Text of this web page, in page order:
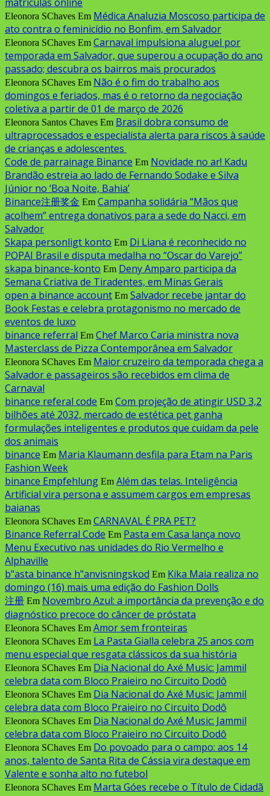
Eleonora SChaves Em Médica Analuzia Moscoso participa de
ato contra o feminicídio no Bonfim, em Salvador
Eleonora SChaves Em Carnaval impulsiona aluguel por
temporada em Salvador, que superou a ocupação do ano
passado; descubra os bairros mais procurados
Eleonora SChaves Em Não é o fim do trabalho aos
domingos e feriados, mas é o retorno da negociação
coletiva a partir de 01 de março de 2026
Eleonora Santos Chaves Em Brasil dobra consumo de
ultraprocessados e especialista alerta para riscos à saúde
de crianças e adolescentes
Code de parrainage Binance Em Novidade no ar! Kadu
Brandão estreia ao lado de Fernando Sodake e Silva
Júnior no ‘Boa Noite, Bahia’
Binance注册奖金 Em Campanha solidária “Mãos que
acolhem” entrega donativos para a sede do Nacci, em
Salvador
Skapa personligt konto Em Di Liana é reconhecido no
POPAI Brasil e disputa medalha no “Oscar do Varejo”
skapa binance-konto Em Deny Amparo participa da
Semana Criativa de Tiradentes, em Minas Gerais
open a binance account Em Salvador recebe jantar do
Book Festas e celebra protagonismo no mercado de
eventos de luxo
binance referral Em Chef Marco Caria ministra nova
Masterclass de Pizza Contemporânea em Salvador
Eleonora SChaves Em Maior cruzeiro da temporada chega a
Salvador e passageiros são recebidos em clima de
Carnaval
binance referal code Em Com projeção de atingir USD 3,2
bilhões até 2032, mercado de estética pet ganha
formulações inteligentes e produtos que cuidam da pele
dos animais
binance Em Maria Klaumann desfila para Etam na Paris
Fashion Week
binance Empfehlung Em Além das telas. Inteligência
Artificial vira persona e assumem cargos em empresas
baianas
Eleonora SChaves Em CARNAVAL É PRA PET?
Binance Referral Code Em Pasta em Casa lança novo
Menu Executivo nas unidades do Rio Vermelho e
Alphaville
b"asta binance h"anvisningskod Em Kika Maia realiza no
domingo (16) mais uma edição do Fashion Dolls
注册 Em Novembro Azul: a importância da prevenção e do
diagnóstico precoce do câncer de próstata
Eleonora SChaves Em Amor sem fronteiras
Eleonora SChaves Em La Pasta Gialla celebra 25 anos com
menu especial que resgata clássicos da sua história
Eleonora SChaves Em Dia Nacional do Axé Music: Jammil
celebra data com Bloco Praieiro no Circuito Dodô
Eleonora SChaves Em Dia Nacional do Axé Music: Jammil
celebra data com Bloco Praieiro no Circuito Dodô
Eleonora SChaves Em Dia Nacional do Axé Music: Jammil
celebra data com Bloco Praieiro no Circuito Dodô
Eleonora SChaves Em Do povoado para o campo: aos 14
anos, talento de Santa Rita de Cássia vira destaque em
Valente e sonha alto no futebol
Eleonora SChaves Em Marta Góes recebe o Título de Cidadã